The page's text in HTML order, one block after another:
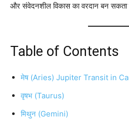
और संवेदनशील विकास का वरदान बन सकता
Table of Contents
मेष (Aries) Jupiter Transit in
वृषभ (Taurus)
मिथुन (Gemini)